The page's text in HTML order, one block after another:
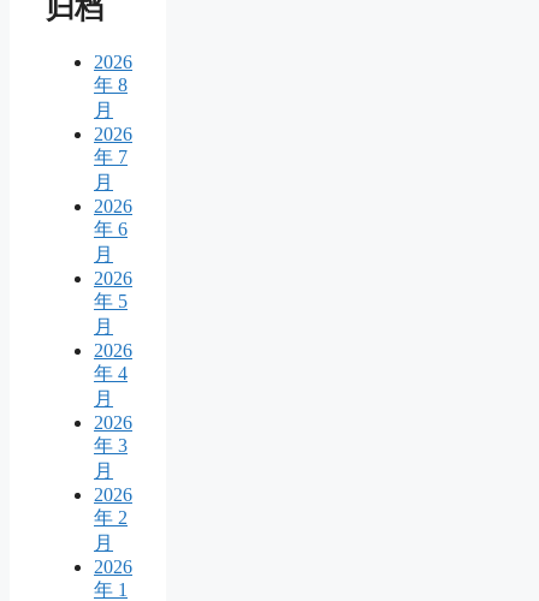
归档
2026
年 8
月
2026
年 7
月
2026
年 6
月
2026
年 5
月
2026
年 4
月
2026
年 3
月
2026
年 2
月
2026
年 1